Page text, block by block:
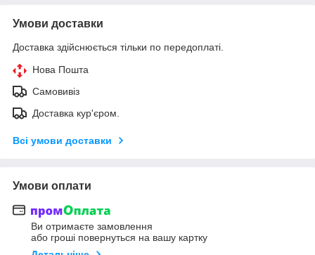
Умови доставки
Доставка здійснюється тільки по передоплаті.
Нова Пошта
Самовивіз
Доставка кур'єром.
Всі умови доставки
Умови оплати
Ви отримаєте замовлення
або гроші повернуться на вашу картку